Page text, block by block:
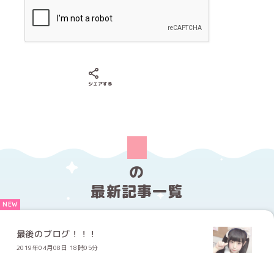
シェアする
の
最新記事一覧
最後のブログ！！！
2019年04月08日 18時05分